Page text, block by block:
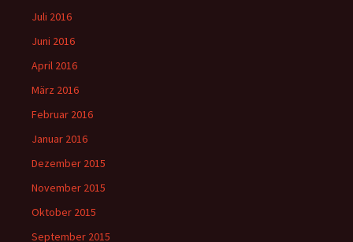
Juli 2016
Juni 2016
April 2016
März 2016
Februar 2016
Januar 2016
Dezember 2015
November 2015
Oktober 2015
September 2015